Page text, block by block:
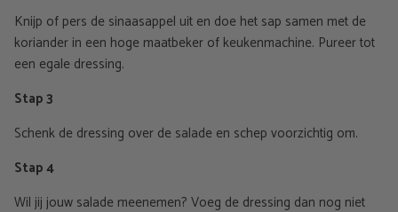
Knijp of pers de sinaasappel uit en doe het sap samen met de
koriander in een hoge maatbeker of keukenmachine. Pureer tot
een egale dressing.
Stap 3
Schenk de dressing over de salade en schep voorzichtig om.
Stap 4
Wil jij jouw salade meenemen? Voeg de dressing dan nog niet